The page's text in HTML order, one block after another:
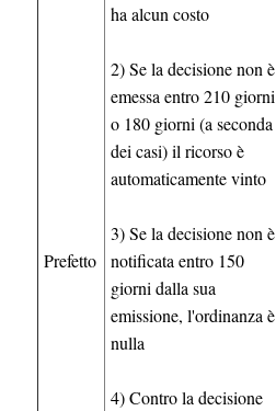
Prefetto
ha alcun costo
2) Se la decisione non è
emessa entro 210 giorni
o 180 giorni (a seconda
dei casi) il ricorso è
automaticamente vinto
3) Se la decisione non è
notificata entro 150
giorni dalla sua
emissione, l'ordinanza è
nulla
4) Contro la decisione